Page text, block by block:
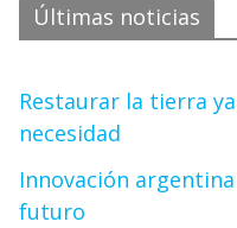
Últimas noticias
Restaurar la tierra
necesidad
Innovación
futuro